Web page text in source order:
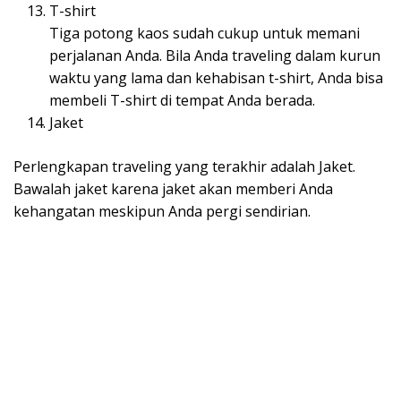
T-shirt
Tiga potong kaos sudah cukup untuk memani
perjalanan Anda. Bila Anda traveling dalam kurun
waktu yang lama dan kehabisan t-shirt, Anda bisa
membeli T-shirt di tempat Anda berada.
Jaket
Perlengkapan traveling yang terakhir adalah Jaket.
Bawalah jaket karena jaket akan memberi Anda
kehangatan meskipun Anda pergi sendirian.